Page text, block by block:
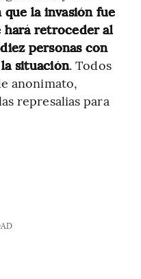
que la invasión fue
retroceder al
personas con
situación. Todos
anonimato,
represalias para